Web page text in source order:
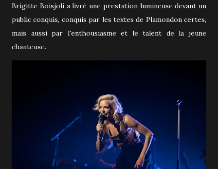
Brigitte Boisjoli a livré une prestation lumineuse devant un
public conquis, conquis par les textes de Plamondon certes,
mais aussi par l'enthousiasme et le talent de la jeune
chanteuse.